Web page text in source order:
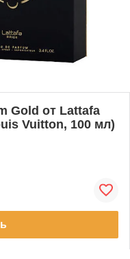
Gold от Lattafa
Vuitton, 100 мл)